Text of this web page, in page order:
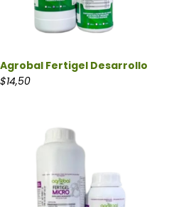
Agrobal Fertigel Desarrollo
$14,50